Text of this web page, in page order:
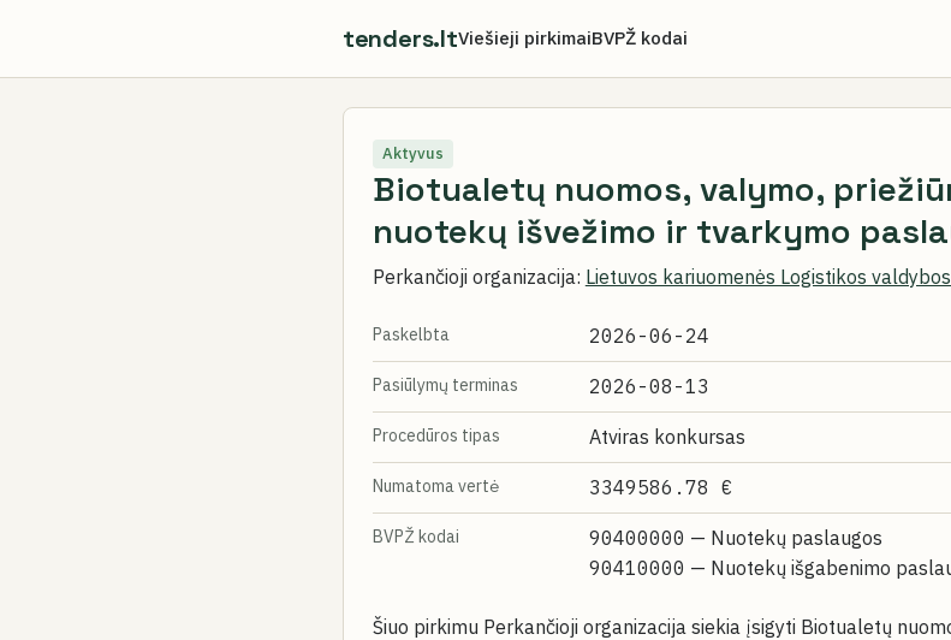
tenders.ltViešieji pirkimaiBVPŽ kodai
Aktyvus
Biotualetų nuomos, valymo,
nuotekų išvežimo ir tvarkymo
Perkančioji organizacija: Lietuvos kariuomenės Logistikos
Paskelbta 2026-06-24
Pasiūlymų terminas 2026-08-13
Procedūros tipas Atviras konkursas
Numatoma vertė 3349586.78 €
BVPŽ kodai 90400000 — Nuotekų paslaugos
90410000 — Nuotekų išgabenimo
Šiuo pirkimu Perkančioji organizacija siekia įsigyti Biotualetų